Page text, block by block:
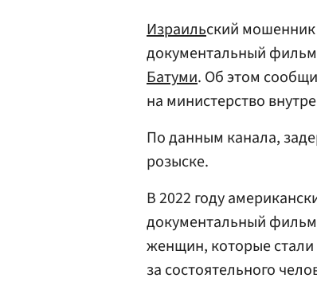
Израильский
документальный
Батуми. Об этом
на министерство
По данным канала,
розыске.
В 2022 году
документальный фильм
женщин, которые
за состоятельного